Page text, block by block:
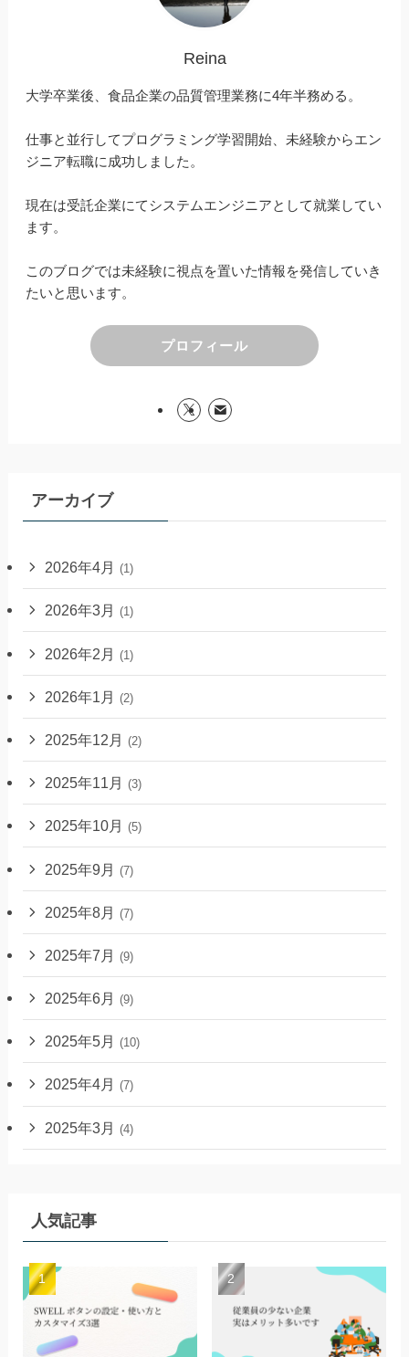
Reina
大学卒業後、食品企業の品質管理業務に4年半務める。
仕事と並行してプログラミング学習開始、未経験からエン
ジニア転職に成功しました。
現在は受託企業にてシステムエンジニアとして就業してい
ます。
このブログでは未経験に視点を置いた情報を発信していき
たいと思います。
プロフィール
アーカイブ
2026年4月 (1)
2026年3月 (1)
2026年2月 (1)
2026年1月 (2)
2025年12月 (2)
2025年11月 (3)
2025年10月 (5)
2025年9月 (7)
2025年8月 (7)
2025年7月 (9)
2025年6月 (9)
2025年5月 (10)
2025年4月 (7)
2025年3月 (4)
人気記事